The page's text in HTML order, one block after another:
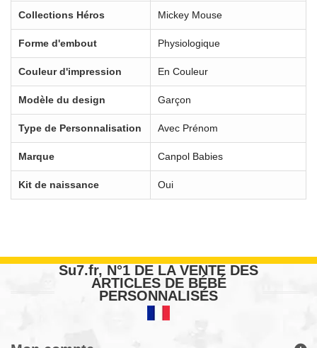
Collections Héros Mickey Mouse
Forme d'embout Physiologique
Couleur d'impression En Couleur
Modèle du design Garçon
Type de Personnalisation Avec Prénom
Marque Canpol Babies
Kit de naissance Oui
Su7.fr, N°1 DE LA VENTE DES
ARTICLES DE BÉBÉ
PERSONNALISÉS